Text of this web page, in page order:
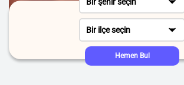
Bir ilçe seçin
Hemen Bul